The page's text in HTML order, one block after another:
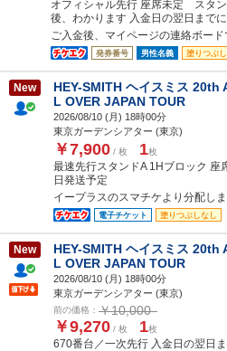
オフィシャル先行 座席未定 ス
後、わかります 入金日の翌日まで
ご入金後、マイページの連絡ボード
発券番号 男性名義 塗りつぶ
New
HEY-SMITH ヘイスミス 20th
L OVER JAPAN TOUR
2026/08/10 (月) 18時00分
東京ガーデンシアター (東京)
￥7,900 / 枚 1枚
最速先行スタンドA 1Hブロック 座
日発送予定
イープラスのスマチケより分配し
電子チケット 塗りつぶしなし
New
HEY-SMITH ヘイスミス 20th
L OVER JAPAN TOUR
2026/08/10 (月) 18時00分
東京ガーデンシアター (東京)
前の価格： ￥10,000
￥9,270 / 枚 1枚
670番台／一次先行 入金日の翌日